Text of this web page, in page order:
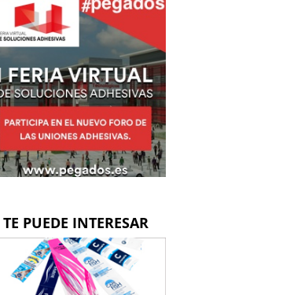
TE PUEDE INTERESAR